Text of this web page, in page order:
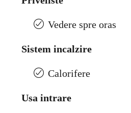
Vedere spre oras
Sistem incalzire
Calorifere
Usa intrare